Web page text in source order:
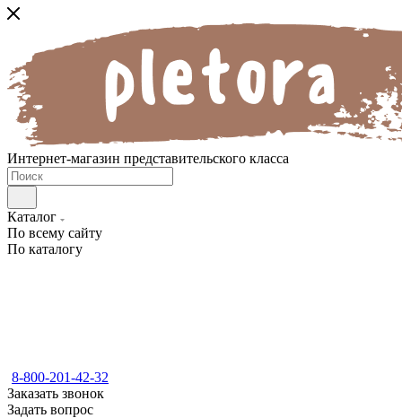
Интернет-магазин представительского класса
Каталог
По всему сайту
По каталогу
8-800-201-42-32
Заказать звонок
Задать вопрос